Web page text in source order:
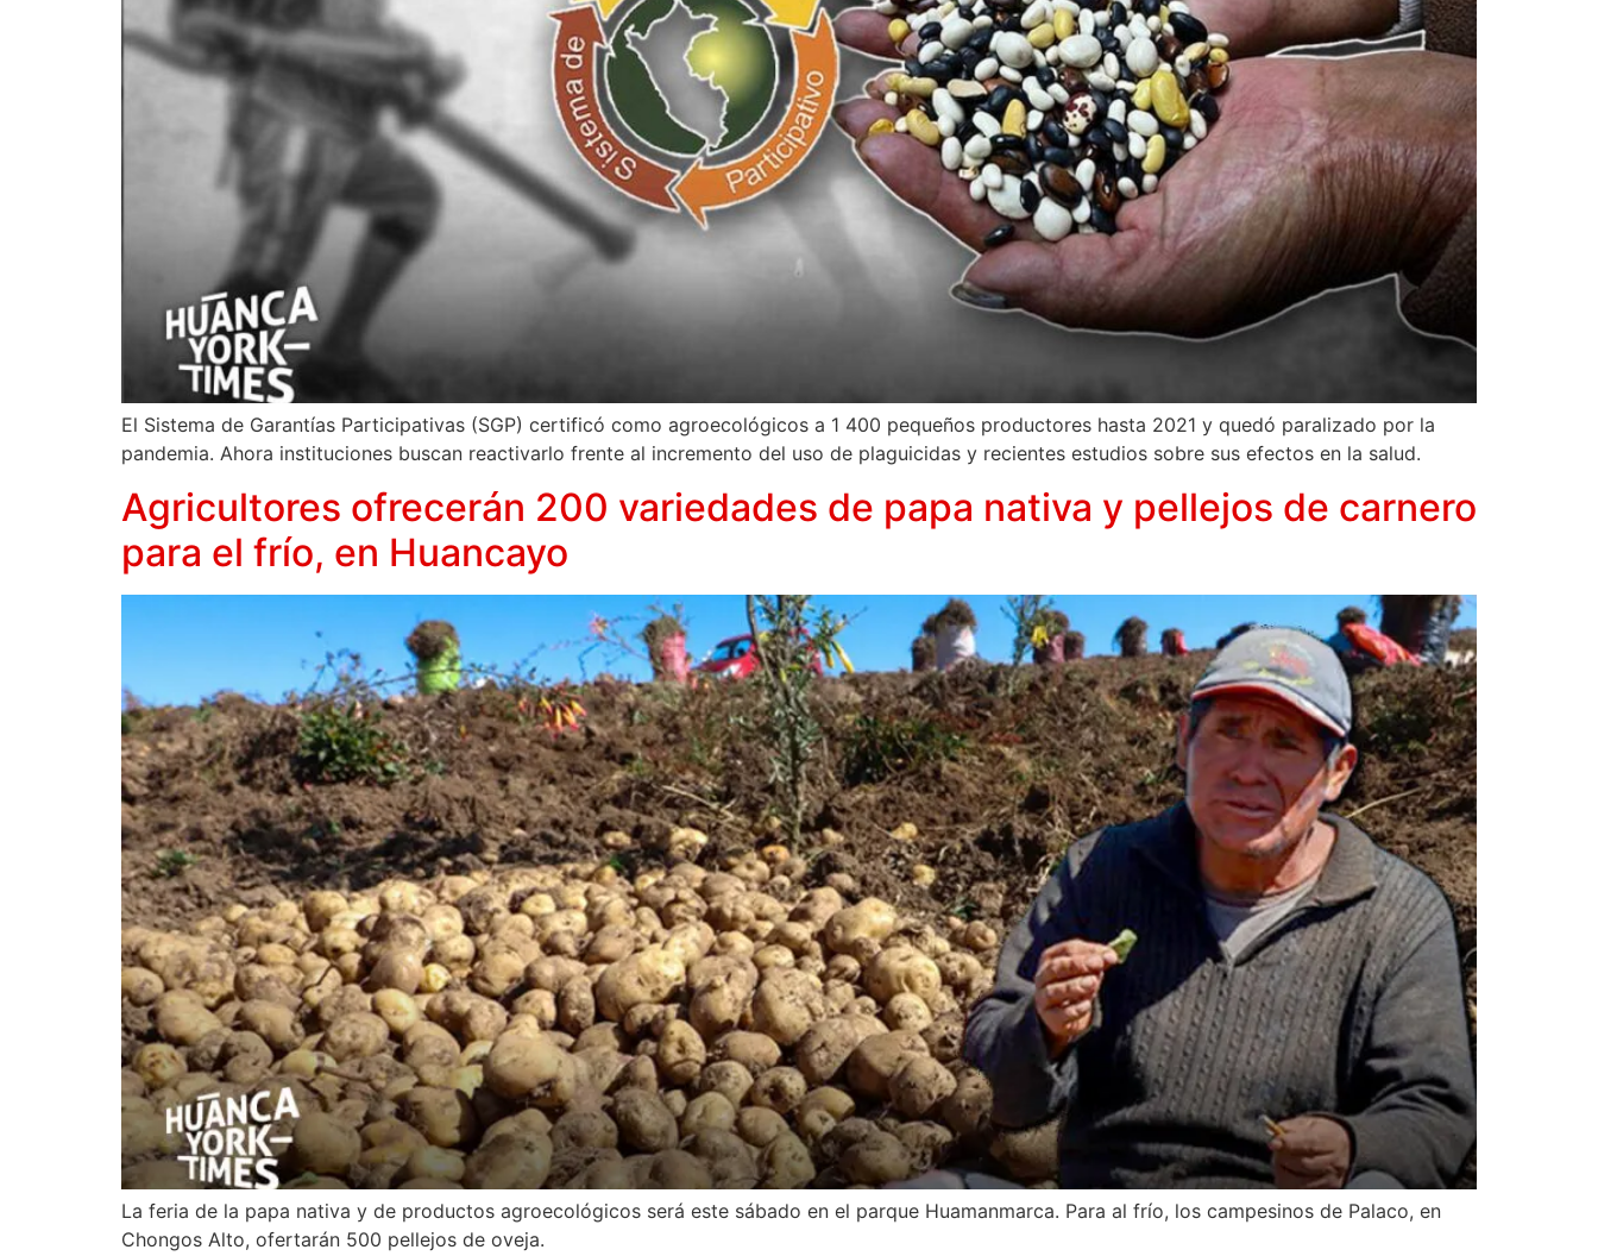
El Sistema de Garantías Participativas (SGP) certificó como agroecológicos a 1 400 pequeños productores hasta 2021 y quedó paralizado por la
pandemia. Ahora instituciones buscan reactivarlo frente al incremento del uso de plaguicidas y recientes estudios sobre sus efectos en la salud.
Agricultores ofrecerán 200 variedades de papa nativa y pellejos de carnero
para el frío, en Huancayo
La feria de la papa nativa y de productos agroecológicos será este sábado en el parque Huamanmarca. Para al frío, los campesinos de Palaco, en
Chongos Alto, ofertarán 500 pellejos de oveja.